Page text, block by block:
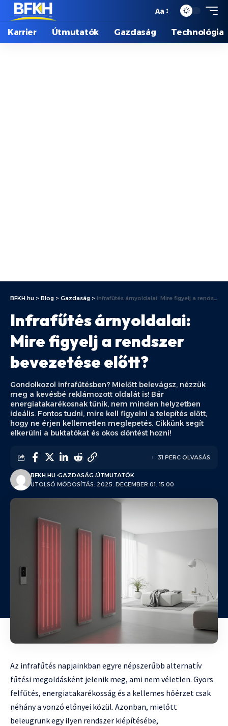
Aa
Karrier Útmutatók Gazdaság Technológia
BFKH.hu > Blog > Gazdaság > Infrafűtés árnyoldalai: Mire figyelj a rendszer bevezetése előtt?
Infrafűtés árnyoldalai:
Mire figyelj a rendszer
bevezetése előtt?
Gondolkozol infrafűtésben? Mielőtt belevágsz, nézzük
meg a kevésbé reklámozott oldalát is! Bár
energiatakarékosnak tűnik, nem minden helyzetben
ideális. Fontos tudni, mire kell figyelni a telepítés előtt,
hogy ne érjen kellemetlen meglepetés. Cikkünk segít
elkerülni a buktatókat és okos döntést hozni!
UTOLSÓ MÓDOSÍTÁS: 2025. DECEMBER 01. 15:00
BFKH.HU GAZDASÁG ÚTMUTATÓK
31 PERC OLVASÁS
Az infrafűtés napjainkban egyre népszerűbb alternatív
fűtési megoldásként jelenik meg, ami nem véletlen. Gyors
felfűtés, energiatakarékosság és a kellemes hőérzet csak
néhány a vonzó előnyei közül. Azonban, mielőtt
beleugrunk egy ilyen rendszer kiépítésébe,